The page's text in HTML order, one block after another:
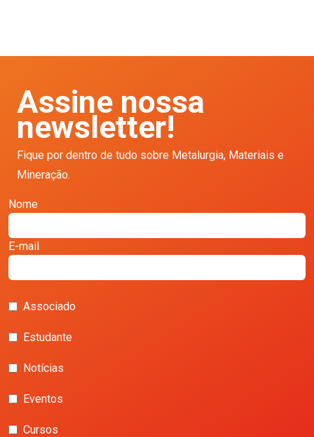
Assine nossa
newsletter!
Fique por dentro de tudo sobre Metalurgia, Materiais e
Mineração.
Nome
E-mail
Associado
Estudante
Notícias
Eventos
Cursos